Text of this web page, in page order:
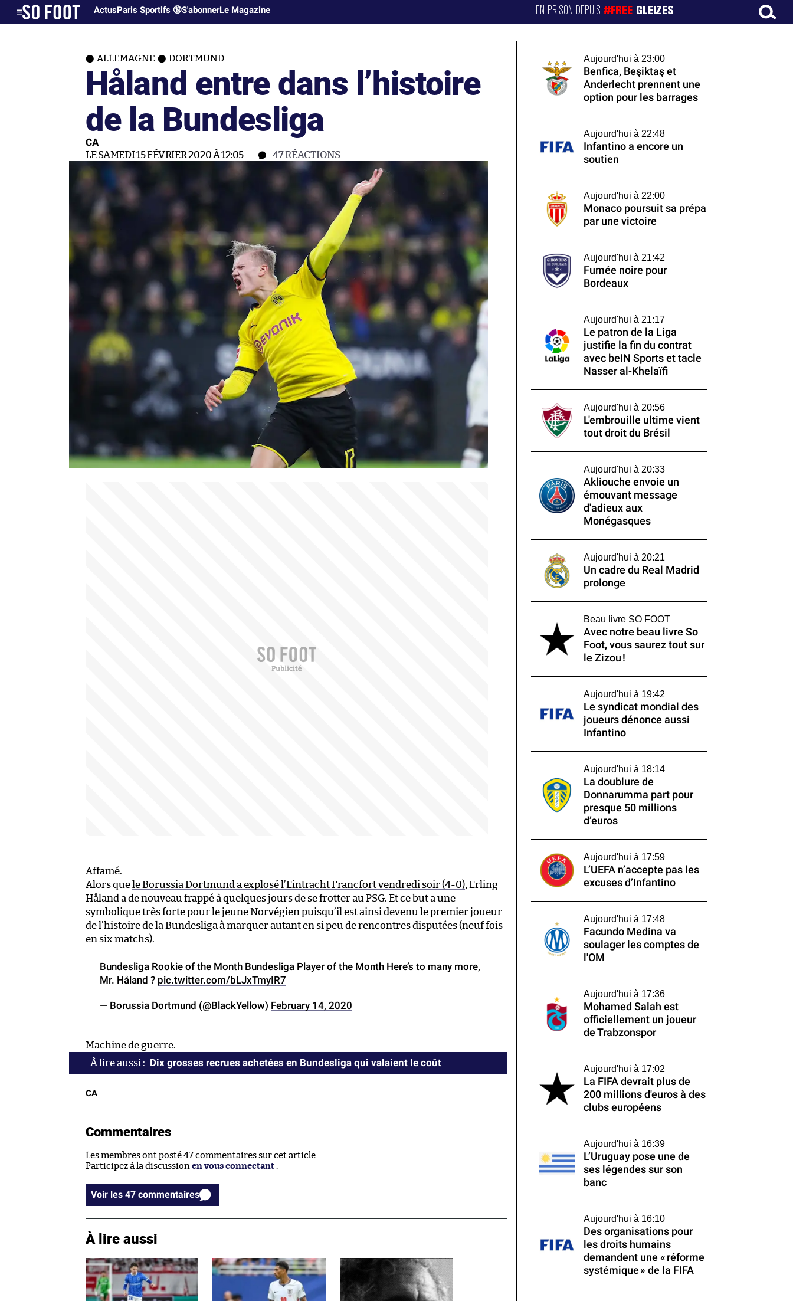
ActusParis Sportifs 🔞S'abonnerLe Magazine EN PRISON DEPUIS#FREE GLEIZES
ALLEMAGNE DORTMUND
Håland entre dans l’histoire
de la Bundesliga
CA
LE SAMEDI 15 FÉVRIER 2020 À 12:05 47RÉACTIONS
Affamé.
Alors que le Borussia Dortmund a explosé l’Eintracht Francfort vendredi soir (4-0), Erling
Håland a de nouveau frappé à quelques jours de se frotter au PSG. Et ce but a une
symbolique très forte pour le jeune Norvégien puisqu’il est ainsi devenu le premier joueur
de l’histoire de la Bundesliga à marquer autant en si peu de rencontres disputées (neuf fois
en six matchs).
Bundesliga Rookie of the Month Bundesliga Player of the Month Here’s to many more,
Mr. Håland ? pic.twitter.com/bLJxTmyIR7
— Borussia Dortmund (@BlackYellow) February 14, 2020
Machine de guerre.
Dix grosses recrues achetées en Bundesliga qui valaient le coût
CA
Commentaires
Les membres ont posté 47 commentaires sur cet article.
Participez à la discussion en vous connectant
Voir les 47 commentaires
À lire aussi
Aujourd'hui à 23:00
Benfica, Beşiktaş et
Anderlecht prennent une
option pour les barrages
Aujourd'hui à 22:48
Infantino a encore un
soutien
Aujourd'hui à 22:00
Monaco poursuit sa prépa
par une victoire
Aujourd'hui à 21:42
Fumée noire pour
Bordeaux
Aujourd'hui à 21:17
Le patron de la Liga
justifie la fin du contrat
avec beIN Sports et tacle
Nasser al-Khelaïfi
Aujourd'hui à 20:56
L'embrouille ultime vient
tout droit du Brésil
Aujourd'hui à 20:33
Akliouche envoie un
émouvant message
d'adieux aux
Monégasques
Aujourd'hui à 20:21
Un cadre du Real Madrid
prolonge
Beau livre SO FOOT
Avec notre beau livre So
Foot, vous saurez tout sur
le Zizou !
Aujourd'hui à 19:42
Le syndicat mondial des
joueurs dénonce aussi
Infantino
Aujourd'hui à 18:14
La doublure de
Donnarumma part pour
presque 50 millions
d’euros
Aujourd'hui à 17:59
L’UEFA n’accepte pas les
excuses d’Infantino
Aujourd'hui à 17:48
Facundo Medina va
soulager les comptes de
l'OM
Aujourd'hui à 17:36
Mohamed Salah est
officiellement un joueur
de Trabzonspor
Aujourd'hui à 17:02
La FIFA devrait plus de
200 millions d'euros à des
clubs européens
Aujourd'hui à 16:39
L’Uruguay pose une de
ses légendes sur son
banc
Aujourd'hui à 16:10
Des organisations pour
les droits humains
demandent une « réforme
systémique » de la FIFA